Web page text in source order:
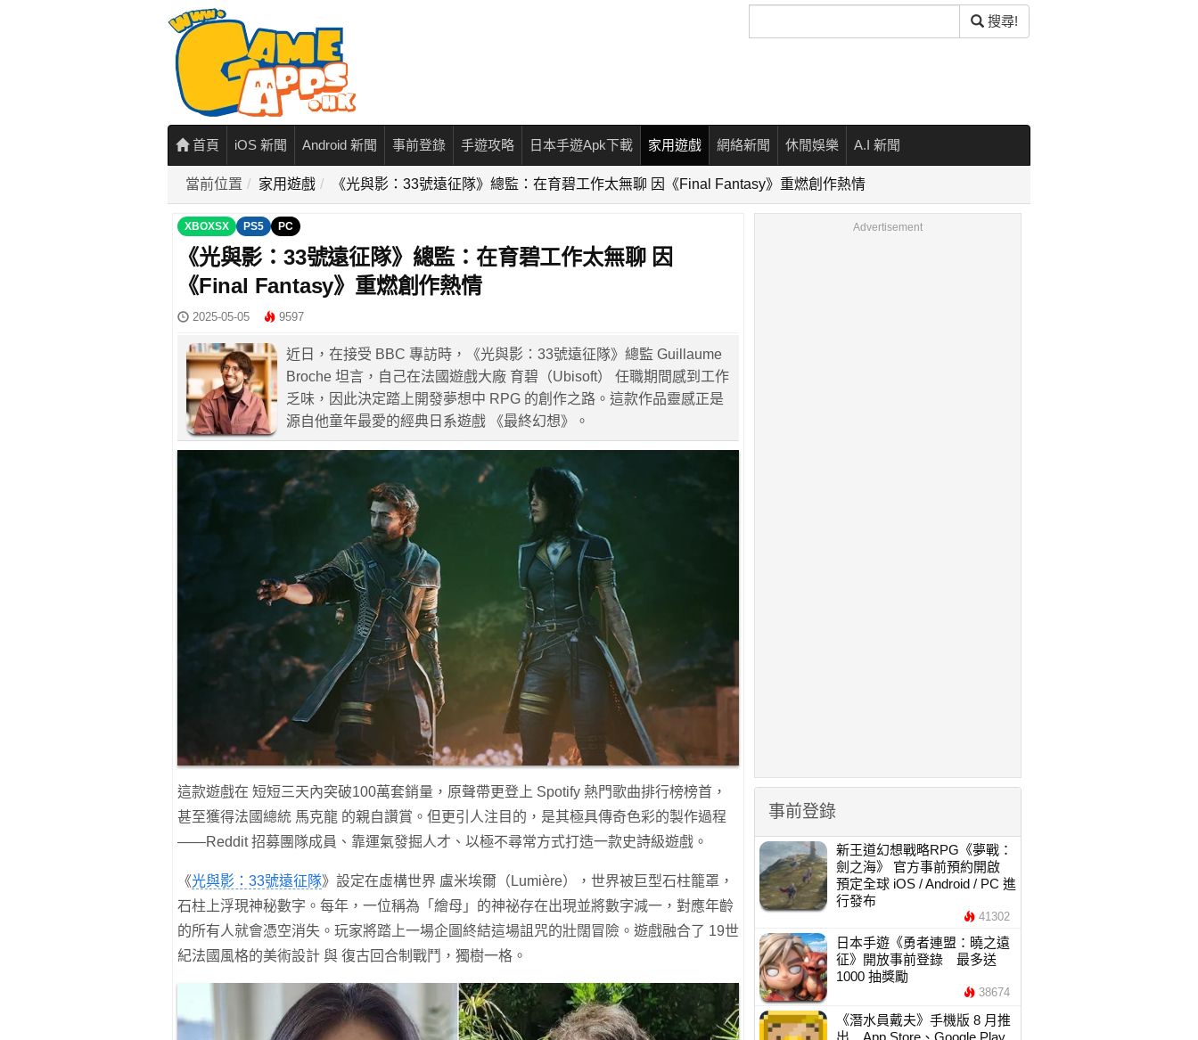
尋
搜尋!
首頁 iOS 新聞 Android 新聞 事前登錄 手遊攻略 日本手遊Apk下載 家用遊戲 網絡新聞 休閒娛樂 A.I 新聞
當前位置 家用遊戲 《光與影：33號遠征隊》總監：在育碧工作太無聊 因《Final Fantasy》重燃創作熱情
XBOXSX PS5 PC
《光與影：33號遠征隊》總監：在育碧工作太無聊 因
《Final Fantasy》重燃創作熱情
2025-05-05 9597
近日，在接受 BBC 專訪時，《光與影：33號遠征隊》總監 Guillaume
Broche 坦言，自己在法國遊戲大廠 育碧（Ubisoft） 任職期間感到工作
乏味，因此決定踏上開發夢想中 RPG 的創作之路。這款作品靈感正是
源自他童年最愛的經典日系遊戲 《最終幻想》。
這款遊戲在 短短三天內突破100萬套銷量，原聲帶更登上 Spotify 熱門歌曲排行榜榜首，
甚至獲得法國總統 馬克龍 的親自讚賞。但更引人注目的，是其極具傳奇色彩的製作過程
——Reddit 招募團隊成員、靠運氣發掘人才、以極不尋常方式打造一款史詩級遊戲。
《光與影：33號遠征隊》設定在虛構世界 盧米埃爾（Lumière），世界被巨型石柱籠罩，
石柱上浮現神秘數字。每年，一位稱為「繪母」的神祕存在出現並將數字減一，對應年齡
的所有人就會憑空消失。玩家將踏上一場企圖終結這場詛咒的壯闊冒險。遊戲融合了 19世
紀法國風格的美術設計 與 復古回合制戰鬥，獨樹一格。
Advertisement
事前登錄
新王道幻想戰略RPG《夢戰：
劍之海》 官方事前預約開啟
預定全球 iOS / Android / PC 進
行發布
41302
日本手遊《勇者連盟：曉之遠
征》開放事前登錄 最多送
1000 抽獎勵
38674
《潛水員戴夫》手機版 8 月推
出 App Store、Google Play